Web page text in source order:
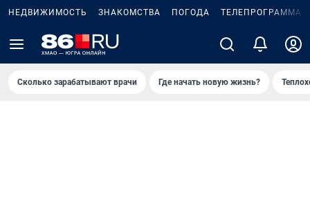
НЕДВИЖИМОСТЬ ЗНАКОМСТВА ПОГОДА ТЕЛЕПРОГРАММА
Сколько зарабатывают врачи Где начать новую жизнь?